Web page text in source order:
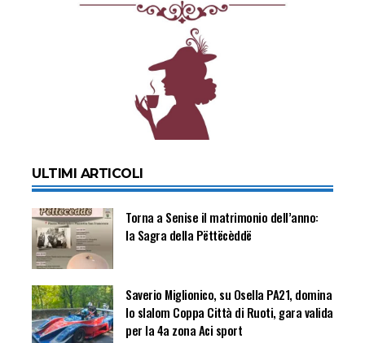
ULTIMI ARTICOLI
Torna a Senise il matrimonio dell’anno:
la Sagra della Pëttëcèddë
Saverio Miglionico, su Osella PA21, domina
lo slalom Coppa Città di Ruoti, gara valida
per la 4a zona Aci sport